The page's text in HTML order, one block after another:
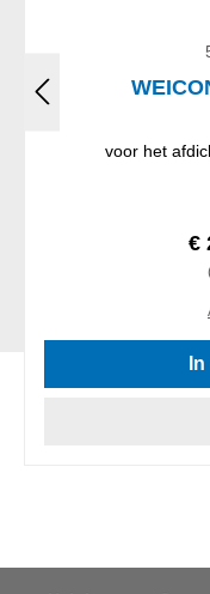
voor het
€